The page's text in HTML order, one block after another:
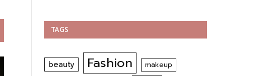
TAGS
beauty Fashion makeup